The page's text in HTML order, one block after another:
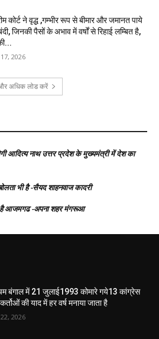
बंगाल में 21 जुलाई1993 कोमारे गये13 कांग्रेस
की याद में हर वर्ष मनाया जाता है
2026